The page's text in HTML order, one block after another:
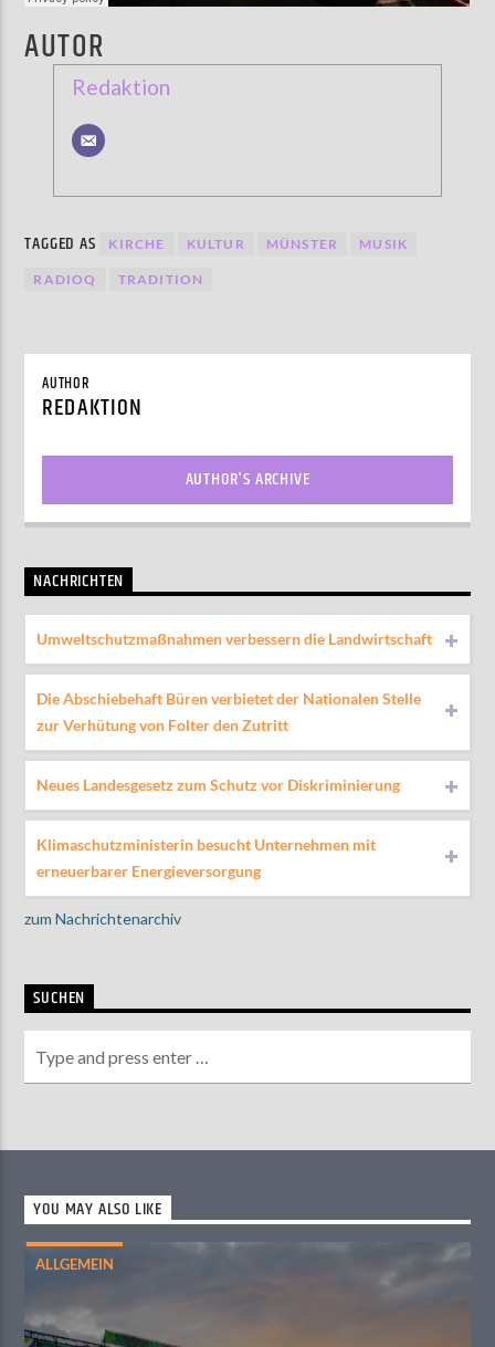
AUTOR
Redaktion
TAGGED AS KIRCHE KULTUR MÜNSTER MUSIK
RADIOQ TRADITION
AUTHOR
REDAKTION
AUTHOR'S ARCHIVE
NACHRICHTEN
Umweltschutzmaßnahmen verbessern die Landwirtschaft
Die Abschiebehaft Büren verbietet der Nationalen Stelle
zur Verhütung von Folter den Zutritt
Neues Landesgesetz zum Schutz vor Diskriminierung
Klimaschutzministerin besucht Unternehmen mit
erneuerbarer Energieversorgung
zum Nachrichtenarchiv
SUCHEN
YOU MAY ALSO LIKE
ALLGEMEIN